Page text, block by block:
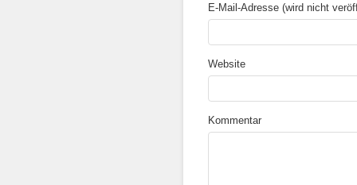
E-Mail-Adresse (wird nicht
Website
Kommentar